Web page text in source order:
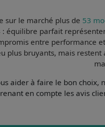
sur le marché plus de 53
: équilibre parfait
entre performance
plus bruyants, mais restent
aider à faire le bon choix,
en compte les avis